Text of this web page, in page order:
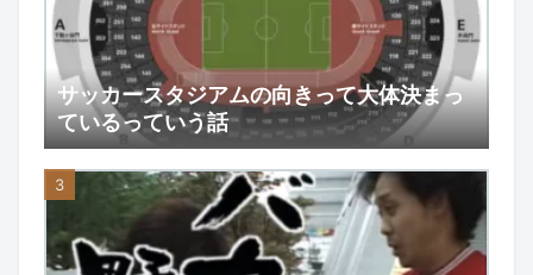
サッカースタジアムの向きって大体決まっ
ているっていう話